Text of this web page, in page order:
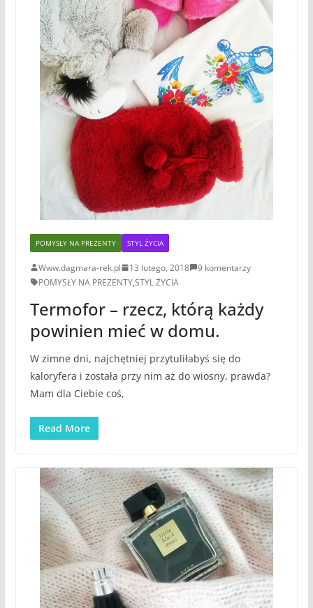
POMYSŁY NA PREZENTY STYL ŻYCIA
Www.dagmara-rek.pl 13 lutego, 2018
9 komentarzy
POMYSŁY NA PREZENTY,STYL ŻYCIA
Termofor – rzecz, którą każdy
powinien mieć w domu.
W zimne dni, najchętniej przytuliłabyś się do
kaloryfera i została przy nim aż do wiosny, prawda?
Mam dla Ciebie coś,
Read More